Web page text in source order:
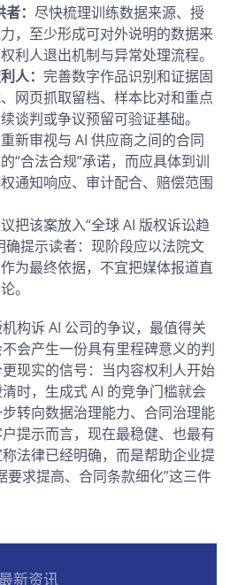
： 尽快梳理训练数据来源、授
，至少形成可对外说明的数据来
利人退出机制与异常处理流程。
人： 完善数字作品识别和证据固
网页抓取留档、样本比对和重点
谈判或争议预留可验证基础。
重新审视与 AI 供应商之间的合同
“合法合规”承诺，而应具体到训
通知响应、审计配合、赔偿范围
把该案放入“全球 AI 版权诉讼趋
确提示读者：现阶段应以法院文
为最终依据，不宜把媒体报道直
。
构诉 AI 公司的争议，最值得关
会产生一份具有里程碑意义的判
现实的信号：当内容权利人开始
时，生成式 AI 的竞争门槛就会
转向数据治理能力、合同治理能
提示而言，现在最稳健、也最有
法律已经明确，而是帮助企业提
要求提高、合同条款细化”这三件
新资讯